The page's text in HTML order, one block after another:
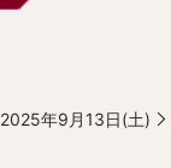
2025年9月13日(土)